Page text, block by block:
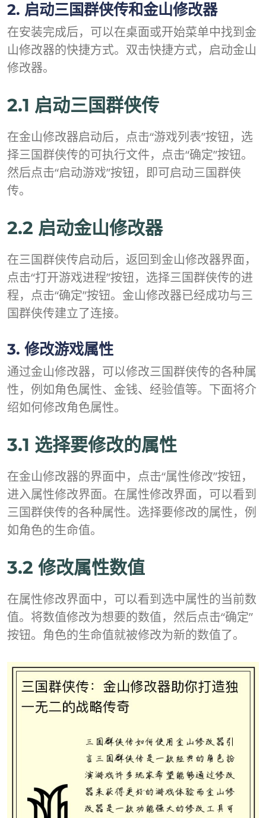
2. 启动三国群侠传和金山修改器
在安装完成后，可以在桌面或开始菜单中找到金
山修改器的快捷方式。双击快捷方式，启动金山
修改器。
2.1 启动三国群侠传
在金山修改器启动后，点击“游戏列表”按钮，选
择三国群侠传的可执行文件，点击“确定”按钮。
然后点击“启动游戏”按钮，即可启动三国群侠
传。
2.2 启动金山修改器
在三国群侠传启动后，返回到金山修改器界面，
点击“打开游戏进程”按钮，选择三国群侠传的进
程，点击“确定”按钮。金山修改器已经成功与三
国群侠传建立了连接。
3. 修改游戏属性
通过金山修改器，可以修改三国群侠传的各种属
性，例如角色属性、金钱、经验值等。下面将介
绍如何修改角色属性。
3.1 选择要修改的属性
在金山修改器的界面中，点击“属性修改”按钮，
进入属性修改界面。在属性修改界面，可以看到
三国群侠传的各种属性。选择要修改的属性，例
如角色的生命值。
3.2 修改属性数值
在属性修改界面中，可以看到选中属性的当前数
值。将数值修改为想要的数值，然后点击“确定”
按钮。角色的生命值就被修改为新的数值了。